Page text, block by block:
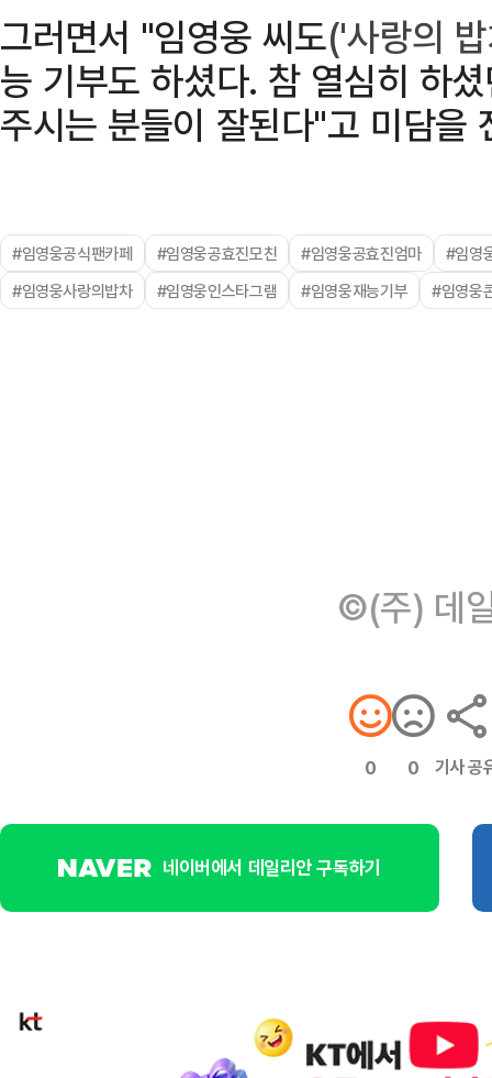
그러면서 "임영웅 씨도('사랑의
능 기부도 하셨다. 참 열심히 하
주시는 분들이 잘된다"고 미담을
#임영웅공식팬카페 #임영웅공효진모친 #임영웅공효진엄마
#임영
#임영웅사랑의밥차
#임영웅인스타그램 #임영웅재능기부 #임영웅
©(주) 데
0 0 기사 공
네이버에서 데일리안 구독하기